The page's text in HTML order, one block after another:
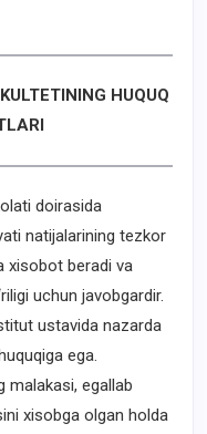
HUQUQ
doirasida
natijalarining tezkor
xisobot beradi va
uchun javobgardir.
ustavida nazarda
ega.
malakasi, egallab
xisobga olgan holda